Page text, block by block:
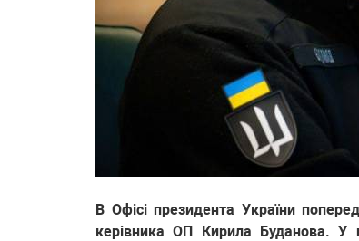
В Офісі президента України
керівника ОП Кирила Буданова. У